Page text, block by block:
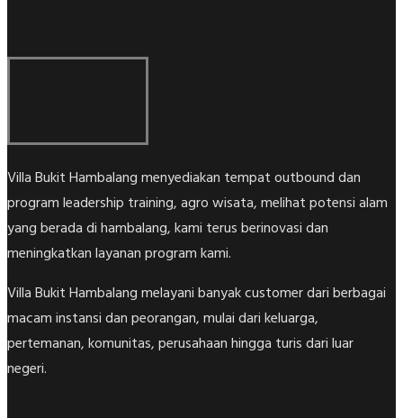
Villa Bukit Hambalang menyediakan tempat outbound dan
program leadership training, agro wisata, melihat potensi alam
yang berada di hambalang, kami terus berinovasi dan
meningkatkan layanan program kami.
Villa Bukit Hambalang melayani banyak customer dari berbagai
macam instansi dan peorangan, mulai dari keluarga,
pertemanan, komunitas, perusahaan hingga turis dari luar
negeri.